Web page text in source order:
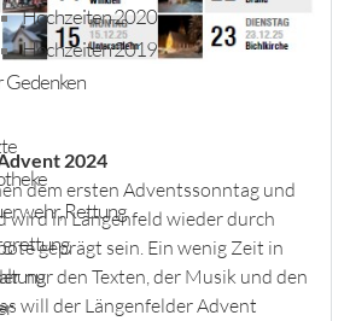
Hochzeiten 2020
Hochzeiten 2019
Gedenken
Rettung
2024
dem ersten Adventssonntag und
wird in Längenfeld wieder durch
geprägt sein. Ein wenig Zeit in
nur den Texten, der Musik und den
will der Längenfelder Advent